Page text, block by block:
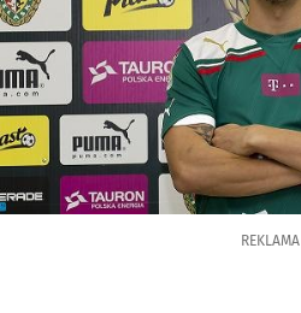
REKLAMA